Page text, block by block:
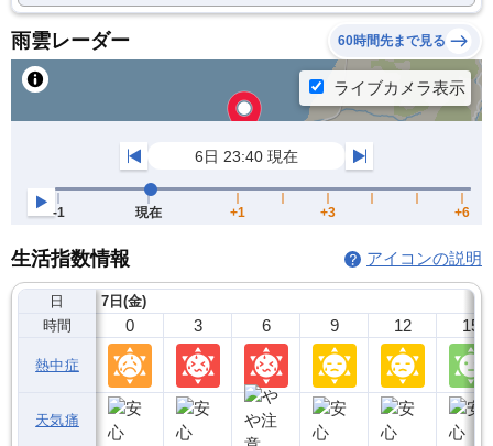
雨雲レーダー 60時間先まで見る
生活指数情報 アイコンの説明
日
時間
熱中症
天気痛
7日(金)
0 3 6 9 12 15